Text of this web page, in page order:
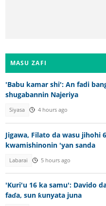
MASU ZAFI
'Babu kamar shi': An fadi
shugabannin Najeriya
Siyasa 4 hours ago
Jigawa, Filato da wasu jihohi
kwamishinonin 'yan sanda
Labarai 5 hours ago
'Kuri'u 16 ka samu': Davido
faɗa, sun ƙunyata juna